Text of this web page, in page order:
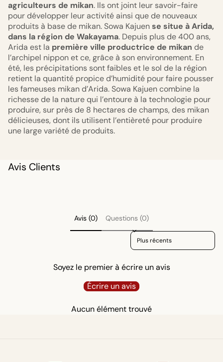
agriculteurs de mikan. Ils ont joint leur savoir-faire
pour développer leur activité ainsi que de nouveaux
produits à base de mikan. Sowa Kajuense situe à Arida,
dans la région de Wakayama. Depuis plus de 400 ans,
Arida est la première ville productrice de mikan de
l’archipel nippon et ce, grâce à son environnement. En
été, les précipitations sont faibles et le sol de la région
retient la quantité propice d’humidité pour faire pousser
les fameuses mikan d’Arida. Sowa Kajuen combine la
richesse de la nature qui l’entoure à la technologie pour
produire, sur près de 8 hectares de champs, des mikan
délicieuses, dont ils utilisent l’entièreté pour produire
une large variété de produits.
Avis Clients
Avis (0) Questions (0)
Sort reviews by
Soyez le premier à écrire un avis
Écrire un avis
Aucun élément trouvé